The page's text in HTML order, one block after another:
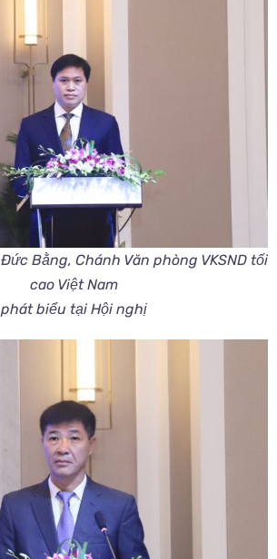
Bằng, Chánh Văn phòng VKSND tối
cao Việt Nam
phát biểu tại Hội nghị